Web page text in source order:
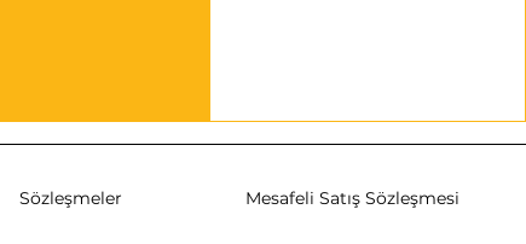
Sözleşmeler Mesafeli Satış Sözleşmesi